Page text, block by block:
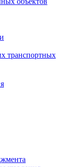
транспортных